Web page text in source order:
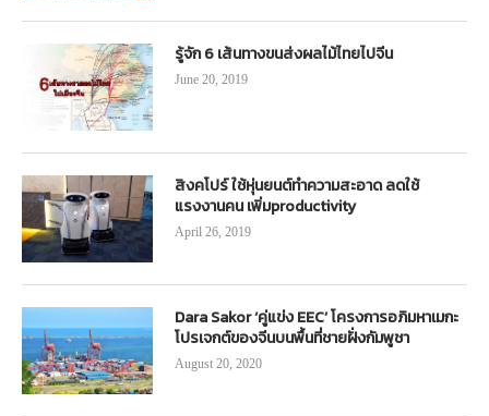
รู้จัก 6 เส้นทางขนส่งผลไม้ไทยไปจีน
June 20, 2019
สิงคโปร์ ใช้หุ่นยนต์ทำความสะอาด ลดใช้
แรงงานคน เพิ่มproductivity
April 26, 2019
Dara Sakor ‘คู่แข่ง EEC’ โครงการอภิมหาเมกะ
โปรเจกต์ของจีนบนพื้นที่ชายฝั่งกัมพูชา
August 20, 2020